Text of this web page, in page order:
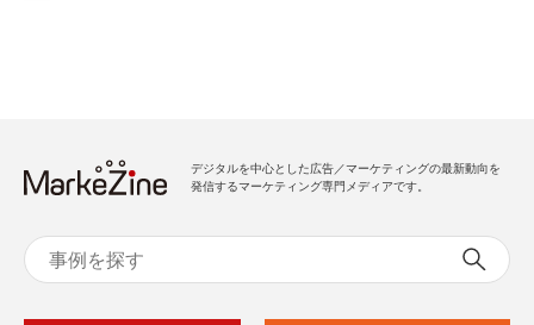
デジタルを中心とした広告／マーケティングの最新動向を
発信するマーケティング専門メディアです。